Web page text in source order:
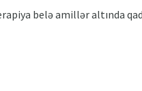
belə amillər altında